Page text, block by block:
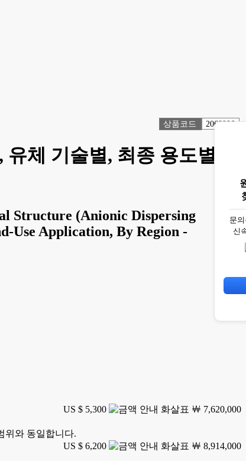
상품코드 2068996
체 기술별, 최종 용도별,
Structure (Anionic Dispersing
Use Application, By Region -
US $ 5,300
￦ 7,620,000
위와 동일합니다.
US $ 6,200
￦ 8,914,000
문
신